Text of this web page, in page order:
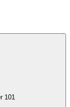
101